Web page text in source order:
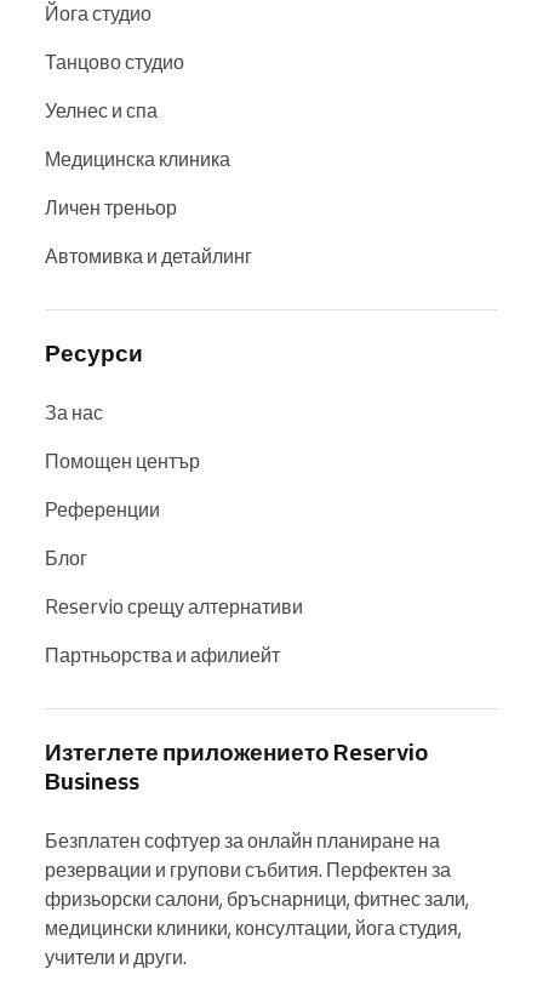
Йога студио
Танцово студио
Уелнес и спа
Медицинска клиника
Личен треньор
Автомивка и детайлинг
Ресурси
За нас
Помощен център
Референции
Блог
Reservio срещу алтернативи
Партньорства и афилиейт
Изтеглете приложението Reservio
Business
Безплатен софтуер за онлайн планиране на
резервации и групови събития. Перфектен за
фризьорски салони, бръснарници, фитнес зали,
медицински клиники, консултации, йога студия,
учители и други.